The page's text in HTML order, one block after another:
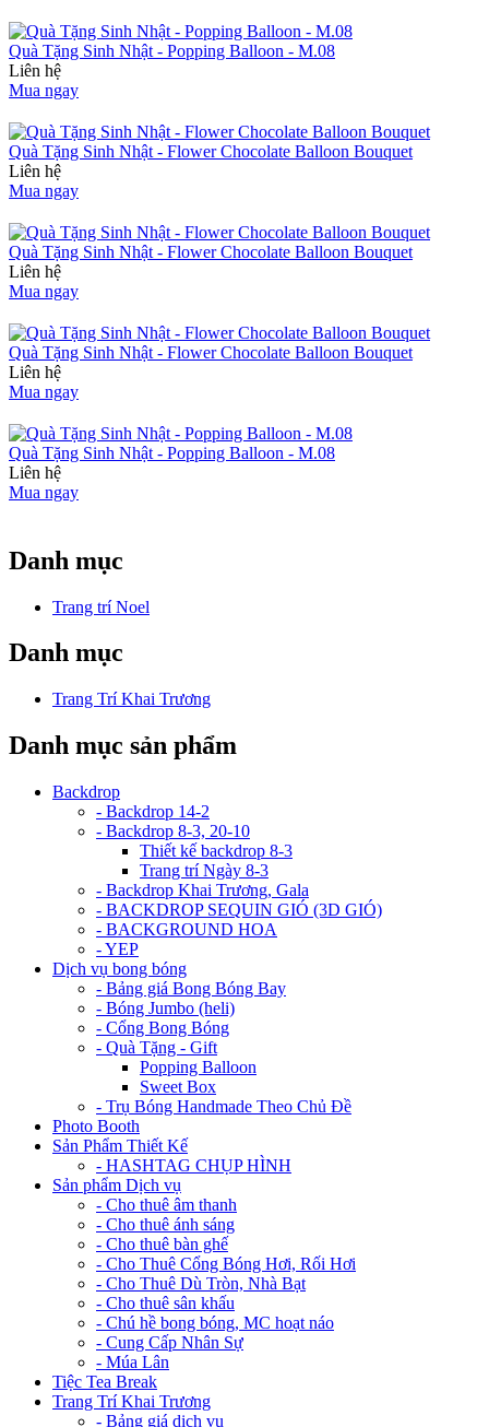
Quà Tặng Sinh Nhật - Popping Balloon - M.08
Liên hệ
Mua ngay
Quà Tặng Sinh Nhật - Flower Chocolate Balloon Bouquet
Liên hệ
Mua ngay
Quà Tặng Sinh Nhật - Flower Chocolate Balloon Bouquet
Liên hệ
Mua ngay
Quà Tặng Sinh Nhật - Flower Chocolate Balloon Bouquet
Liên hệ
Mua ngay
Quà Tặng Sinh Nhật - Popping Balloon - M.08
Liên hệ
Mua ngay
Danh mục
Trang trí Noel
Danh mục
Trang Trí Khai Trương
Danh mục sản phẩm
Backdrop
- Backdrop 14-2
- Backdrop 8-3, 20-10
Thiết kế backdrop 8-3
Trang trí Ngày 8-3
- Backdrop Khai Trương, Gala
- BACKDROP SEQUIN GIÓ (3D GIÓ)
- BACKGROUND HOA
- YEP
Dịch vụ bong bóng
- Bảng giá Bong Bóng Bay
- Bóng Jumbo (heli)
- Cổng Bong Bóng
- Quà Tặng - Gift
Popping Balloon
Sweet Box
- Trụ Bóng Handmade Theo Chủ Đề
Photo Booth
Sản Phẩm Thiết Kế
- HASHTAG CHỤP HÌNH
Sản phẩm Dịch vụ
- Cho thuê âm thanh
- Cho thuê ánh sáng
- Cho thuê bàn ghế
- Cho Thuê Cổng Bóng Hơi, Rối Hơi
- Cho Thuê Dù Tròn, Nhà Bạt
- Cho thuê sân khấu
- Chú hề bong bóng, MC hoạt náo
- Cung Cấp Nhân Sự
- Múa Lân
Tiệc Tea Break
Trang Trí Khai Trương
- Bảng giá dịch vụ